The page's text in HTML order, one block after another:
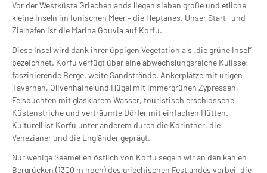
Vor der Westküste Griechenlands liegen sieben große und etliche
kleine Inseln im Ionischen Meer – die Heptanes. Unser Start- und
Zielhafen ist die Marina Gouvia auf Korfu.
Diese Insel wird dank ihrer üppigen Vegetation als „die grüne Insel”
bezeichnet. Korfu verfügt über eine abwechslungsreiche Kulisse:
faszinierende Berge, weite Sandstrände, Ankerplätze mit urigen
Tavernen, Olivenhaine und Hügel mit immergrünen Zypressen,
Felsbuchten mit glasklarem Wasser, touristisch erschlossene
Küstenstriche und verträumte Dörfer mit einfachen Hütten.
Kulturell ist Korfu unter anderem durch die Korinther, die
Venezianer und die Engländer geprägt.
Nur wenige Seemeilen östlich von Korfu segeln wir an den kahlen
Bergrücken (1300 m hoch) des griechischen Festlandes vorbei, die